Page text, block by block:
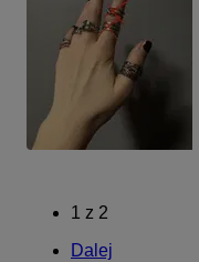
1 z 2
Dalej